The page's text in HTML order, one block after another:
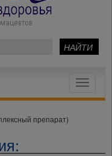
Toggle
препарат)